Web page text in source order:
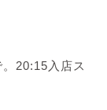
20:15入店ス